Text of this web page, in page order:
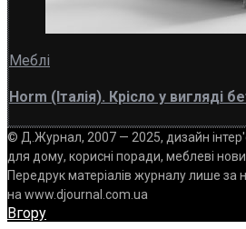
Меблі
Horm (Італія). Крісло у вигляді
© Д.Журнал, 2007 — 2025, дизайн
для дому, корисні поради, меблеві
Передрук матеріалів журналу лише за
на www.djournal.com.ua
Вгору